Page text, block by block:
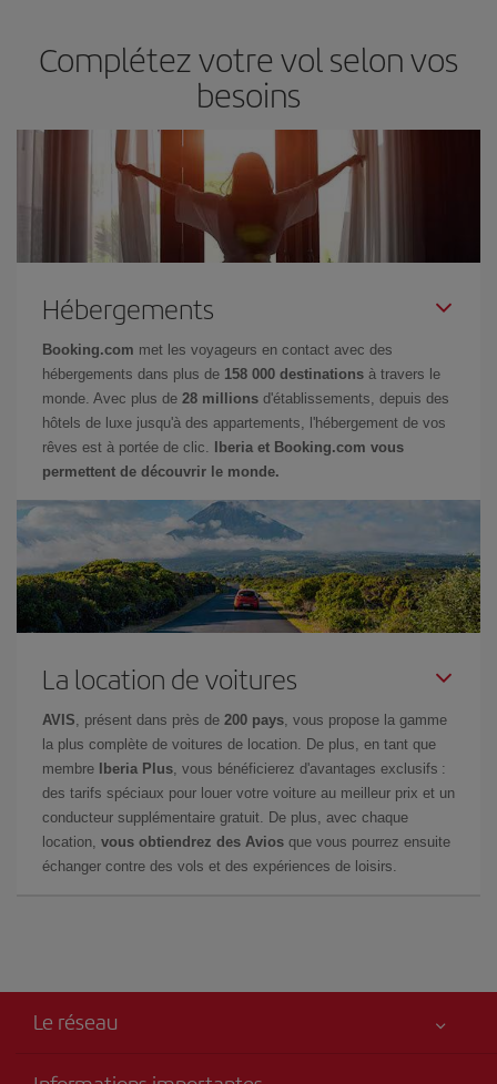
Complétez votre vol selon vos
besoins
Hébergements
Booking.com met les voyageurs en contact avec des
hébergements dans plus de 158 000 destinations à travers le
monde. Avec plus de 28 millions d'établissements, depuis des
hôtels de luxe jusqu'à des appartements, l'hébergement de vos
rêves est à portée de clic.
Iberia et Booking.com vous
permettent de découvrir le monde.
La location de voitures
AVIS , présent dans près de 200 pays , vous propose la gamme
la plus complète de voitures de location. De plus, en tant que
membre
Iberia Plus , vous bénéficierez d'avantages exclusifs :
des tarifs spéciaux pour louer votre voiture au meilleur prix et un
conducteur supplémentaire gratuit. De plus, avec chaque
location, vous obtiendrez des Avios que vous pourrez ensuite
échanger contre des vols et des expériences de loisirs.
Le réseau